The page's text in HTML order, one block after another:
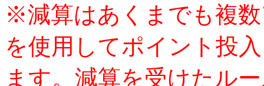
※減算はあくまでも複
を使用してポイント投
ます。減算を受けたル